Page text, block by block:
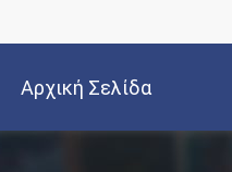
Αρχική Σελίδα